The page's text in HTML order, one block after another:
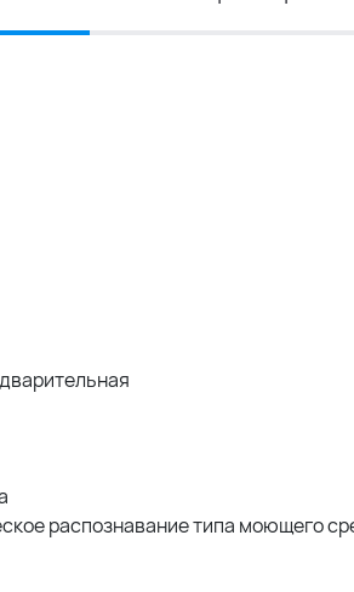
распознавание типа моющего